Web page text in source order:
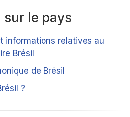
sur le pays
informations relatives au
Brésil
de Brésil
?